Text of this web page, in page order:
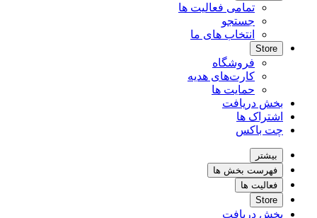
تمامی فعالیت ها
جستجو
انتخاب های ما
Store
فروشگاه
کارت‌های هدیه
حمایت ها
بخش دریافت
اشتراک ها
چت باکس
بیشتر
فهرست بخش ها
فعالیت ها
Store
بخش دریافت